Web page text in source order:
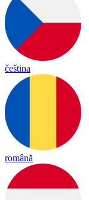
čeština
română